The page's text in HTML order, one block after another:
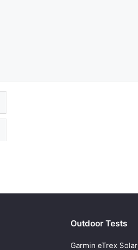
Outdoor Tests
Garmin eTrex Solar